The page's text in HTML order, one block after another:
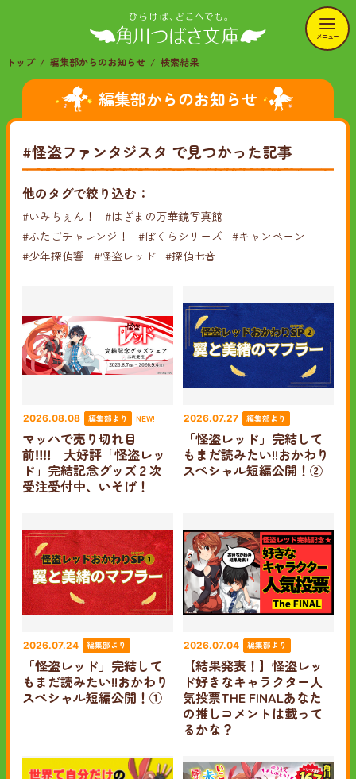
メニュー
トップ 編集部からのお知らせ 検索結果
編集部からのお知らせ
#怪盗ファンタジスタ で見つかった記事
他のタグで絞り込む：
#いみちぇん！
#はざまの万華鏡写真館
#ふたごチャレンジ！
#ぼくらシリーズ
#キャンペーン
#少年探偵響
#怪盗レッド #探偵七音
2026.08.08 編集部より NEW!
マッハで売り切れ目
前‼‼ 大好評「怪盗レッ
ド」完結記念グッズ２次
受注受付中、いそげ！
2026.07.27 編集部より
「怪盗レッド」完結して
もまだ読みたい!!おかわり
スペシャル短編公開！②
2026.07.24 編集部より
「怪盗レッド」完結して
もまだ読みたい!!おかわり
スペシャル短編公開！①
2026.07.04 編集部より
【結果発表！】怪盗レッ
ド好きなキャラクター人
気投票THE FINALあなた
の推しコメントは載って
るかな？